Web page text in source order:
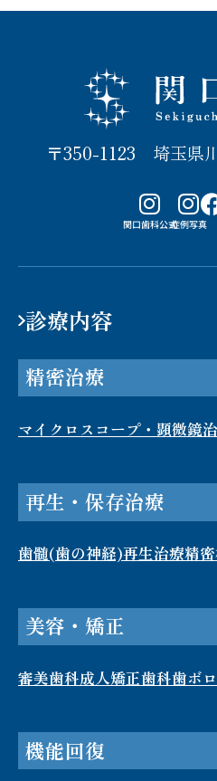
〒350-1123 埼玉県
関口歯科公式症例写真
診療内容
精密治療
マイクロスコープ・顕微鏡
再生・保存治療
歯髄(歯の神経)再生治療精
美容・矯正
審美歯科成人矯正歯科歯ボ
機能回復